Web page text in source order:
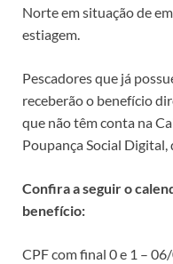
Norte em situação de
estiagem.
Pescadores que já
receberão o benefício
que não têm conta na
Poupança Social
Confira a seguir o
benefício:
CPF com final 0 e 1 –